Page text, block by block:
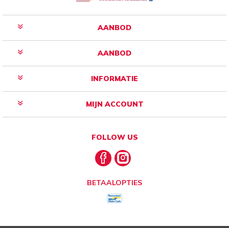
AANBOD
AANBOD
INFORMATIE
MIJN ACCOUNT
FOLLOW US
BETAALOPTIES